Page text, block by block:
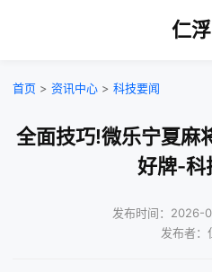
仁
首页 > 资讯中心 > 科技要闻
全面技巧!微乐宁夏麻
好牌-科
发布时间：2026-
发布者：